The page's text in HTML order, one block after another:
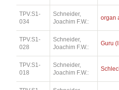
TPV.S1-
034
Schneider,
Joachim F.W.:
organ
TPV.S1-
028
Schneider,
Joachim F.W.:
Guru
TPV.S1-
018
Schneider,
Joachim F.W.: